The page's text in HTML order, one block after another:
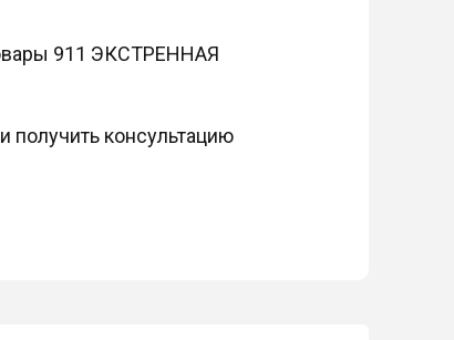
911 ЭКСТРЕННАЯ
получить консультацию